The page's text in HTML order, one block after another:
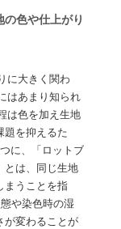
色や仕上がり
に大きく関わ
はあまり知られ
は色を加え生地
題を抑えるた
に、「ロットブ
とは、同じ生地
まうことを指
や染色時の湿
が変わることが